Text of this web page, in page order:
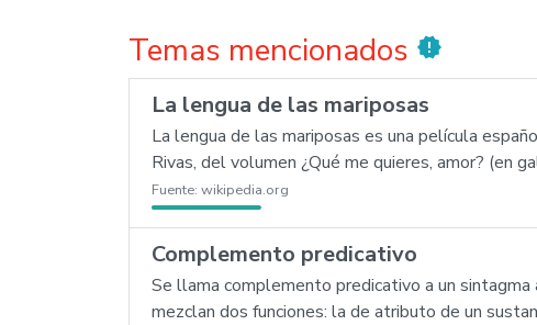
Temas mencionados new_releases
La lengua de las mariposas
La lengua de las mariposas es una película
Rivas, del volumen ¿Qué me quieres, amor? (en
Fuente: wikipedia.org
Complemento predicativo
Se llama complemento predicativo a un
mezclan dos funciones: la de atributo de un